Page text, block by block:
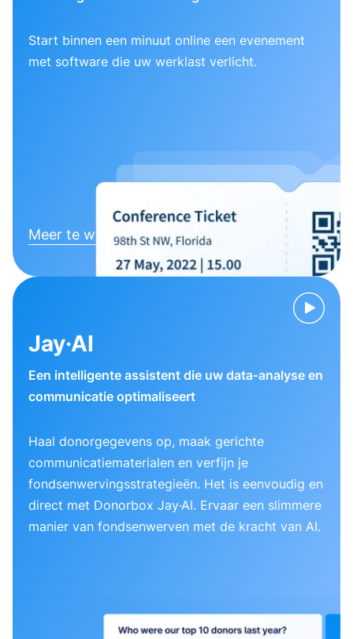
Start binnen een minuut online een evenement
met software die uw werklast verlicht.
Meer te weten komen
Jay·AI
Een intelligente assistent die uw data-analyse en
communicatie optimaliseert
Haal donorgegevens op, maak gerichte
communicatiematerialen en verfijn je
fondsenwervingsstrategieën. Het is eenvoudig en
direct met Donorbox Jay·AI. Ervaar een slimmere
manier van fondsenwerven met de kracht van AI.